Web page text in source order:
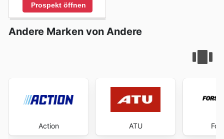
Prospekt öffnen
Andere Marken von Andere
Action ATU